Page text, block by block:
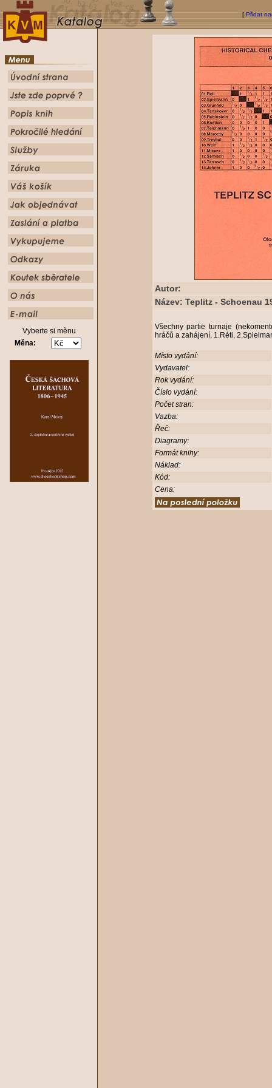
[ Přidat
Vyberte si měnu
Měna:
Autor:
Název: Teplitz - Schoenau
Všechny partie turnaje
hráčů a zahájení, 1.Réti,
Místo vydání:
Vydavatel:
Rok vydání:
Číslo vydání:
Počet stran:
Vazba:
Řeč:
Diagramy:
Formát knihy:
Náklad:
Kód:
Cena: